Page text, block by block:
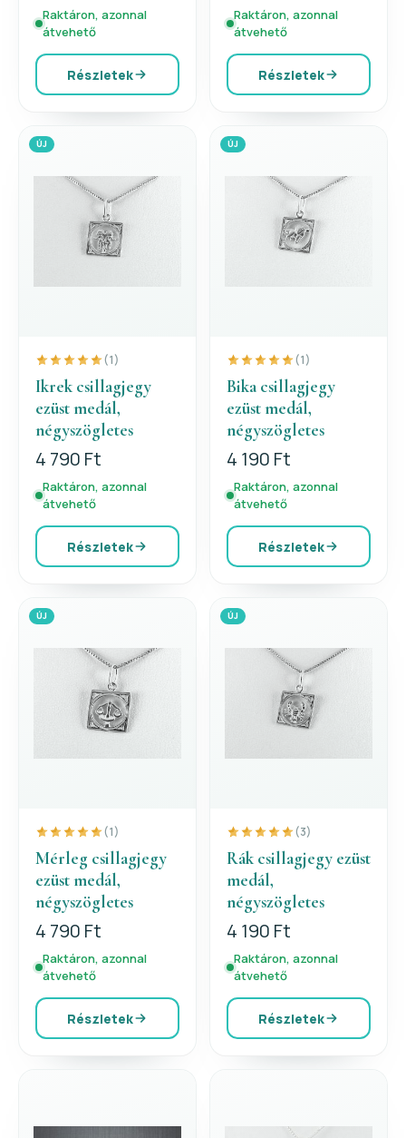
Raktáron, azonnal
átvehető
Részletek
Raktáron, azonnal
átvehető
Részletek
ÚJ
(1)
Ikrek csillagjegy
ezüst medál,
négyszögletes
4 790 Ft
Raktáron, azonnal
átvehető
Részletek
ÚJ
(1)
Bika csillagjegy
ezüst medál,
négyszögletes
4 190 Ft
Raktáron, azonnal
átvehető
Részletek
ÚJ
(1)
Mérleg csillagjegy
ezüst medál,
négyszögletes
4 790 Ft
Raktáron, azonnal
átvehető
Részletek
ÚJ
(3)
Rák csillagjegy ezüst
medál,
négyszögletes
4 190 Ft
Raktáron, azonnal
átvehető
Részletek